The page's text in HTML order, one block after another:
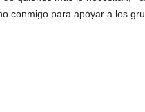
conmigo para apoyar a los